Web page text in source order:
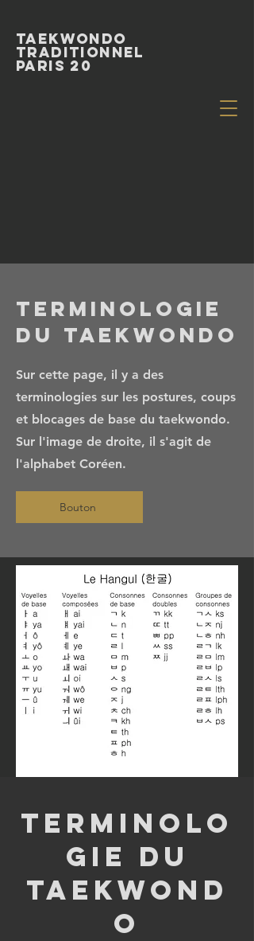
Taekwondo
Traditionnel
paris 20
Terminologie
du taekwondo
Sur cette page, il y a des
terminologies sur les postures, coups
et blocages de base du taekwondo.
Sur l'image de droite, il s'agit de
l'alphabet Coréen.
Bouton
TERMINOLO
GIE DU
TAEKWOND
O